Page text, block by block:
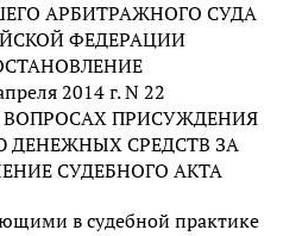
АРБИТРАЖНОГО СУДА
ФЕДЕРАЦИИ
2014 г. N 22
ПРИСУЖДЕНИЯ
ДЕНЕЖНЫХ СРЕДСТВ ЗА
СУДЕБНОГО АКТА
в судебной практике